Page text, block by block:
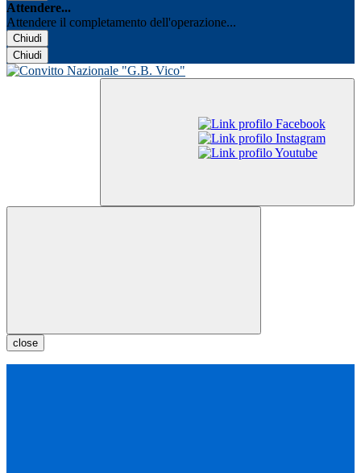
Attendere...
Attendere il completamento dell'operazione...
Chiudi
Chiudi
close